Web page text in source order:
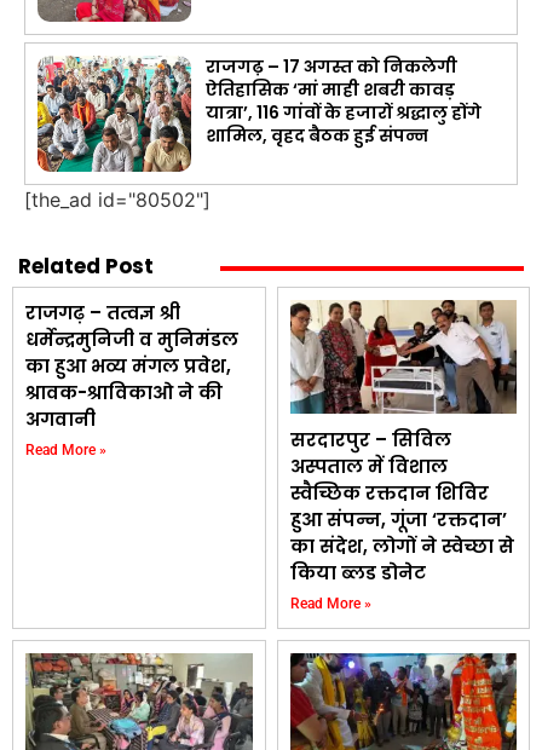
राजगढ़ – 17 अगस्त को निकलेगी
ऐतिहासिक ‘मां माही शबरी कावड़
यात्रा’, 116 गांवों के हजारों श्रद्धालु होंगे
शामिल, वृहद बैठक हुई संपन्न
[the_ad id="80502"]
Related Post
राजगढ़ – तत्वज्ञ श्री
धर्मेन्द्रमुनिजी व मुनिमंडल
का हुआ भव्य मंगल प्रवेश,
श्रावक-श्राविकाओ ने की
अगवानी
Read More »
सरदारपुर – सिविल
अस्पताल में विशाल
स्वैच्छिक रक्तदान शिविर
हुआ संपन्न, गूंजा ‘रक्तदान’
का संदेश, लोगों ने स्वेच्छा से
किया ब्लड डोनेट
Read More »